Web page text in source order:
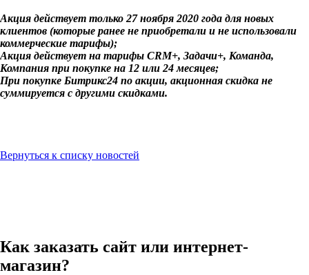
Акция действует только 27 ноября 2020 года для новых
клиентов (которые ранее не приобретали и не использовали
коммерческие тарифы);
Акция действует на тарифы CRM+, Задачи+, Команда,
Компания при покупке на 12 или 24 месяцев;
При покупке Битрикс24 по акции, акционная скидка не
суммируется с другими скидками.
Вернуться к списку новостей
Как заказать сайт или интернет-
магазин?